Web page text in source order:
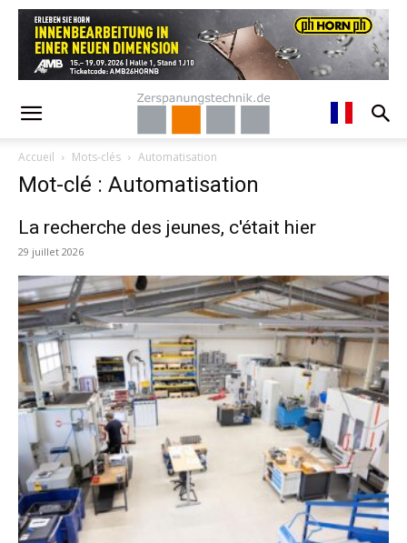
Accueil Mots-clés Automatisation
Mot-clé : Automatisation
La recherche des jeunes, c'était hier
29 juillet 2026